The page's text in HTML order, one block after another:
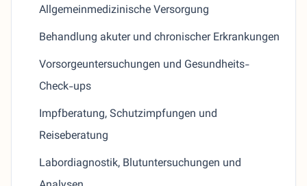
Allgemeinmedizinische Versorgung
Behandlung akuter und chronischer Erkrankungen
Vorsorgeuntersuchungen und Gesundheits-
Check-ups
Impfberatung, Schutzimpfungen und
Reiseberatung
Labordiagnostik, Blutuntersuchungen und